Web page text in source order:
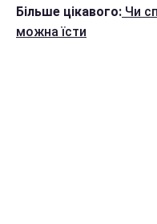
Більше цікавого: Чи
можна їсти